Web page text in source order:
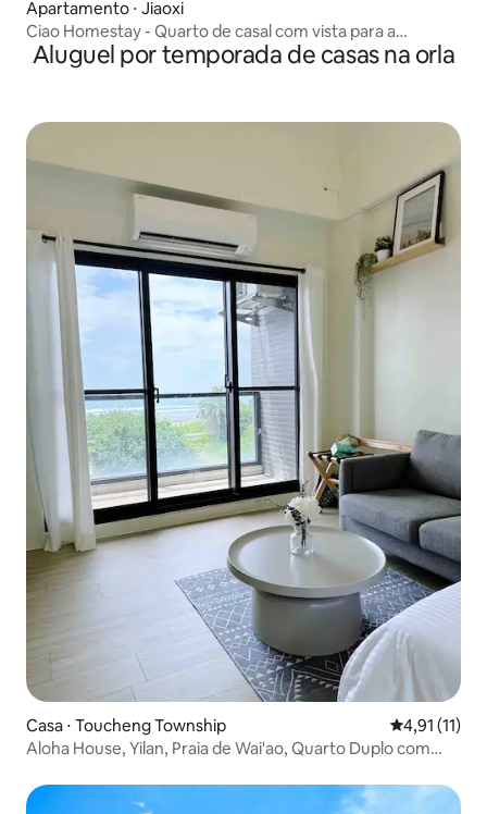
Apartamento ⋅ Jiaoxi
Ciao Homestay - Quarto de casal com vista para a
montanha
Aluguel por temporada de casas na orla
Casa ⋅ Toucheng Township 4,91 de uma
4,91 (11)
Aloha House, Yilan, Praia de Wai'ao, Quarto Duplo com
de Wushi), Ideal para Famílias